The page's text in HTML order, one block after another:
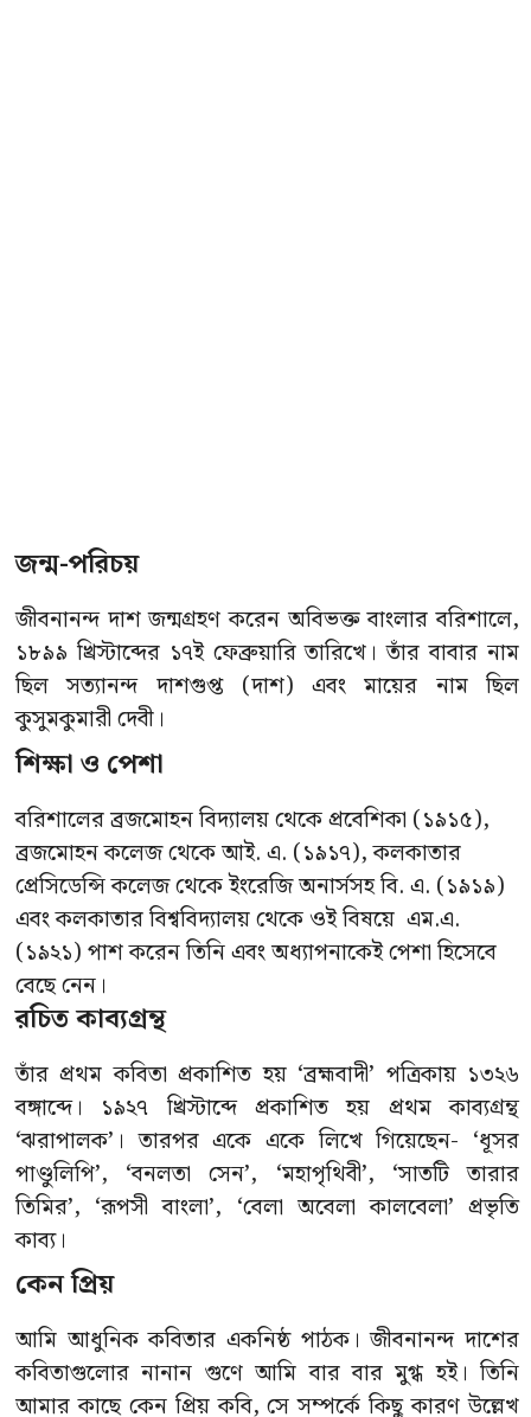
জন্ম-পরিচয়
জীবনানন্দ দাশ জন্মগ্রহণ করেন অবিভক্ত বাংলার বরিশালে,
১৮৯৯ খ্রিস্টাব্দের ১৭ই ফেব্রুয়ারি তারিখে। তাঁর বাবার নাম
ছিল সত্যানন্দ দাশগুপ্ত (দাশ) এবং মায়ের নাম ছিল
কুসুমকুমারী দেবী।
শিক্ষা ও পেশা
বরিশালের ব্রজমোহন বিদ্যালয় থেকে প্রবেশিকা (১৯১৫),
ব্রজমোহন কলেজ থেকে আই. এ. (১৯১৭), কলকাতার
প্রেসিডেন্সি কলেজ থেকে ইংরেজি অনার্সসহ বি. এ. (১৯১৯)
এবং কলকাতার বিশ্ববিদ্যালয় থেকে ওই বিষয়ে এম.এ.
(১৯২১) পাশ করেন তিনি এবং অধ্যাপনাকেই পেশা হিসেবে
বেছে নেন।
রচিত কাব্যগ্রন্থ
তাঁর প্রথম কবিতা প্রকাশিত হয় ‘ব্রহ্মবাদী’ পত্রিকায় ১৩২৬
বঙ্গাব্দে। ১৯২৭ খ্রিস্টাব্দে প্রকাশিত হয় প্রথম কাব্যগ্রন্থ
‘ঝরাপালক’। তারপর একে একে লিখে গিয়েছেন- ‘ধূসর
পাণ্ডুলিপি’, ‘বনলতা সেন’, ‘মহাপৃথিবী’, ‘সাতটি তারার
তিমির’, ‘রূপসী বাংলা’, ‘বেলা অবেলা কালবেলা’ প্রভৃতি
কাব্য।
কেন প্রিয়
আমি আধুনিক কবিতার একনিষ্ঠ পাঠক। জীবনানন্দ দাশের
কবিতাগুলোর নানান গুণে আমি বার বার মুগ্ধ হই। তিনি
আমার কাছে কেন প্রিয় কবি, সে সম্পর্কে কিছু কারণ উল্লেখ